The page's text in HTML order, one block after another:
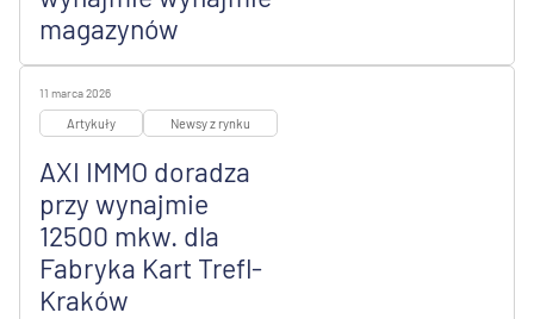
magazynów
11 marca 2026
Artykuły Newsy z rynku
AXI IMMO doradza
przy wynajmie
12500 mkw. dla
Fabryka Kart Trefl-
Kraków